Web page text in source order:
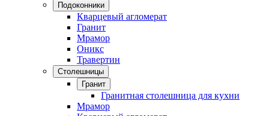
Подоконники
Кварцевый агломерат
Гранит
Мрамор
Оникс
Травертин
Столешницы
Гранит
Гранитная столешница для кухни
Мрамор